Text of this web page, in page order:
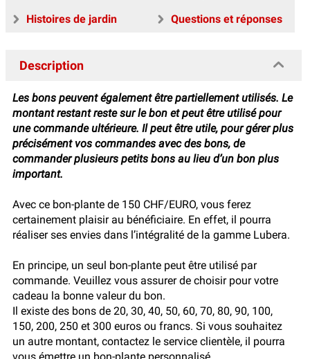
Histoires de jardin
Questions et réponses
Description
Les bons peuvent également être partiellement utilisés. Le
montant restant reste sur le bon et peut être utilisé pour
une commande ultérieure. Il peut être utile, pour gérer plus
précisément vos commandes avec des bons, de
commander plusieurs petits bons au lieu d’un bon plus
important.
Avec ce bon-plante de 150 CHF/EURO, vous ferez
certainement plaisir au bénéficiaire. En effet, il pourra
réaliser ses envies dans l’intégralité de la gamme Lubera.
En principe, un seul bon-plante peut être utilisé par
commande. Veuillez vous assurer de choisir pour votre
cadeau la bonne valeur du bon.
Il existe des bons de 20, 30, 40, 50, 60, 70, 80, 90, 100,
150, 200, 250 et 300 euros ou francs. Si vous souhaitez
un autre montant, contactez le service clientèle, il pourra